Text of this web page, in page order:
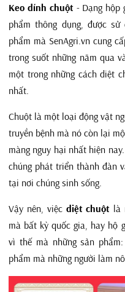
Keo dính chuột - Dạng hộp
phẩm thông dụng, được
phẩm mà SenAgri.vn cung
trong suốt những năm qua
một trong những cách diệt
nhất.
Chuột là một loại động vật
truyền bệnh mà nó còn lại
màng nguy hại nhất hiện
chúng phát triển thành đàn
tại nơi chúng sinh sống.
Vậy nên, việc diệt chuột là
mà bất kỳ quốc gia, hay hộ
vì thế mà những sản
phẩm mà những người làm